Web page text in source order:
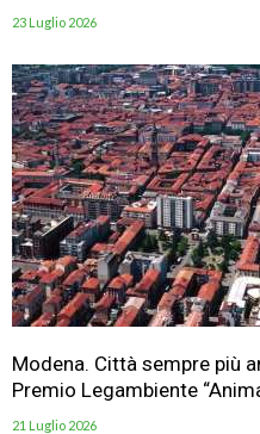
23 Luglio 2026
Modena. Città sempre più
Premio Legambiente
21 Luglio 2026